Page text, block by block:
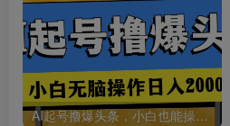
AI起号撸爆头条，小白也能操作，日入2000+